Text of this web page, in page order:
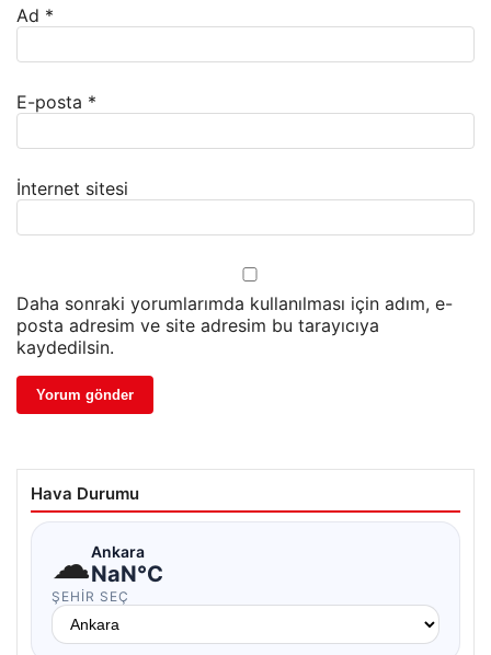
Ad *
E-posta *
İnternet sitesi
Daha sonraki yorumlarımda kullanılması için adım, e-
posta adresim ve site adresim bu tarayıcıya
kaydedilsin.
Hava Durumu
☁Ankara
NaN°C
ŞEHIR SEÇ